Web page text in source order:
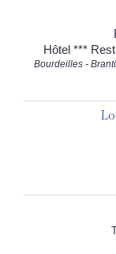
Hôtel ***
Bourdeilles -